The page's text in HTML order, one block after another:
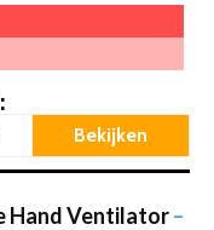
Bekijken
Hand Ventilator–